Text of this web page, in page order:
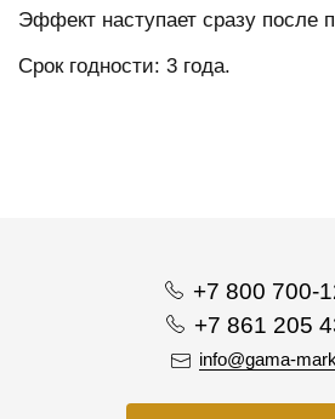
Эффект наступает сразу после
Срок годности: 3 года.
+7 800 700-
+7 861 205
info@gama-